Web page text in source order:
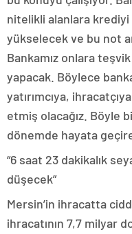
nitelikli alanlara krediyi
yükselecek ve bu not
Bankamız onlara
yapacak. Böylece
yatırımcıya,
etmiş olacağız. Böyle
dönemde hayata
“6 saat 23 dakikalık
düşecek”
Mersin’in ihracatta
ihracatının 7,7 milyar